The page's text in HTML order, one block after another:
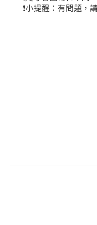
❗小提醒：有問題